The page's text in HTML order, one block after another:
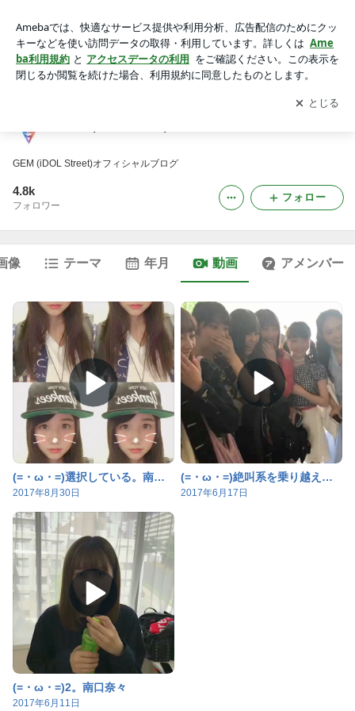
アプリをダウンロードして ブログの更新通知
を受け取りまし
ょう。
開く
GEM (iDOL Street)オフィシャルブログ
4.8k
フォロワー
フォロー
像 テーマ 年月 動画 アメンバー
(=・ω・=)選択している。南口奈々
2017年8月30日
(=・ω・=)絶叫系を乗り越える方法。南口奈々
2017年6月17日
(=・ω・=)2。南口奈々
2017年6月11日